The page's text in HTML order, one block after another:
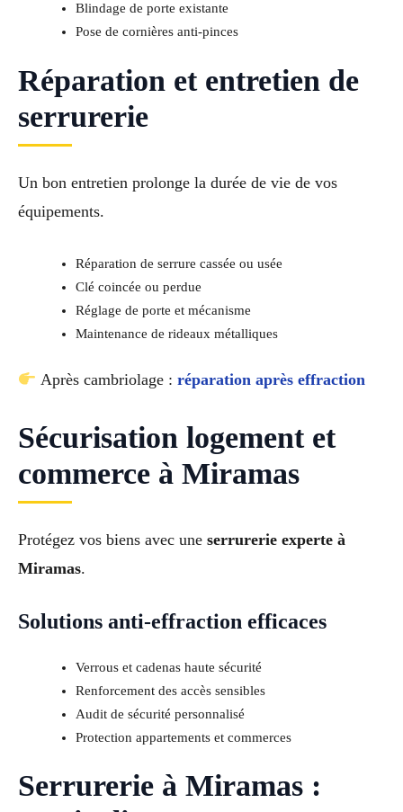
Blindage de porte existante
Pose de cornières anti-pinces
Réparation et entretien de
serrurerie
Un bon entretien prolonge la durée de vie de vos
équipements.
Réparation de serrure cassée ou usée
Clé coincée ou perdue
Réglage de porte et mécanisme
Maintenance de rideaux métalliques
Après cambriolage : réparation après effraction
Sécurisation logement et
commerce à Miramas
Protégez vos biens avec une serrurerie experte à
Miramas.
Solutions anti-effraction efficaces
Verrous et cadenas haute sécurité
Renforcement des accès sensibles
Audit de sécurité personnalisé
Protection appartements et commerces
Serrurerie à Miramas :